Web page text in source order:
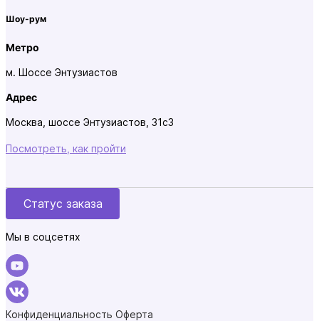
Шоу-рум
Метро
м. Шоссе Энтузиастов
Адрес
Москва, шоссе Энтузиастов, 31с3
Посмотреть, как пройти
Статус заказа
Мы в соцсетях
Конфиденциальность Оферта